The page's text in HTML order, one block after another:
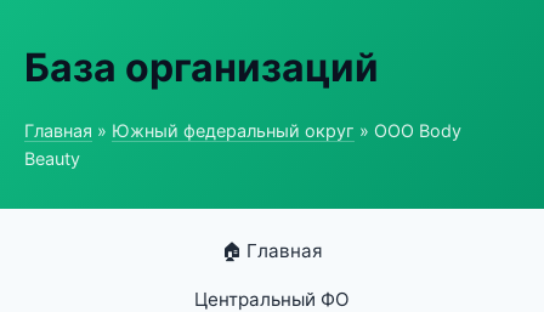
База организаций
Главная » Южный федеральный округ » ООО Body
Beauty
🏠 Главная
Центральный ФО